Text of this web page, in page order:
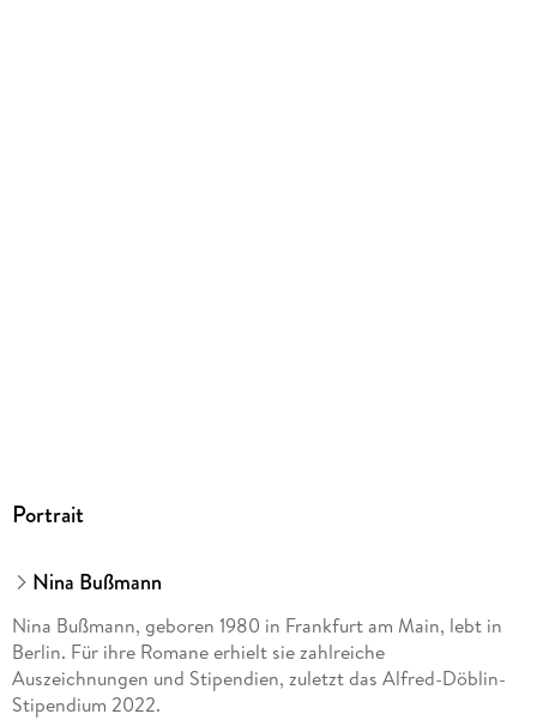
Portrait
Nina Bußmann
Nina Bußmann, geboren 1980 in Frankfurt am Main, lebt in
Berlin. Für ihre Romane erhielt sie zahlreiche
Auszeichnungen und Stipendien, zuletzt das Alfred-Döblin-
Stipendium 2022.